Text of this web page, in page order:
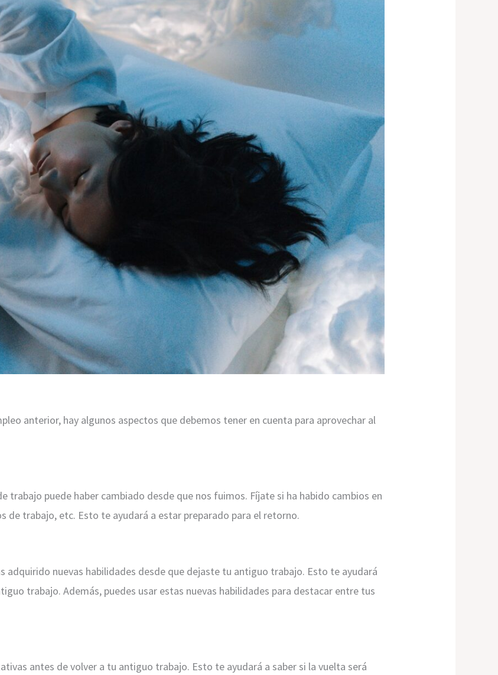
anterior, hay algunos aspectos que debemos tener en cuenta para aprovechar al
trabajo puede haber cambiado desde que nos fuimos. Fíjate si ha habido cambios en
de trabajo, etc. Esto te ayudará a estar preparado para el retorno.
adquirido nuevas habilidades desde que dejaste tu antiguo trabajo. Esto te ayudará
trabajo. Además, puedes usar estas nuevas habilidades para destacar entre tus
antes de volver a tu antiguo trabajo. Esto te ayudará a saber si la vuelta será